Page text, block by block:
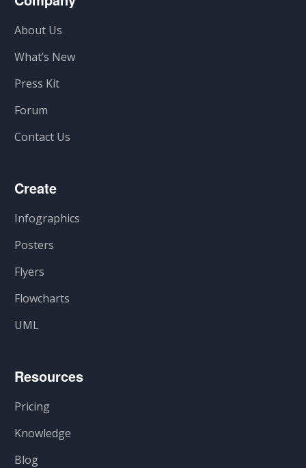
About Us
What’s New
Press Kit
Forum
Contact Us
Create
Infographics
Posters
Flyers
Flowcharts
UML
Resources
Pricing
Knowledge
Blog